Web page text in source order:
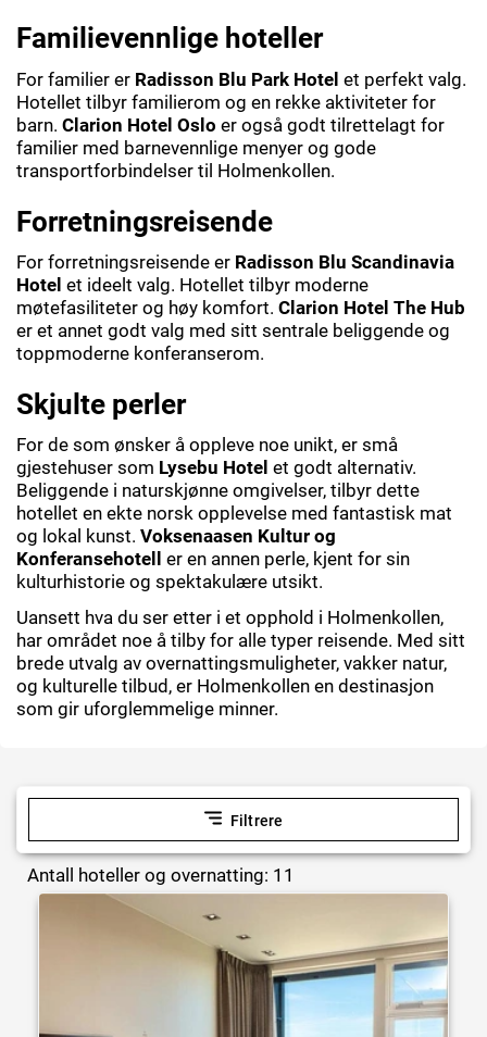
Familievennlige hoteller
For familier er Radisson Blu Park Hotel et perfekt valg.
Hotellet tilbyr familierom og en rekke aktiviteter for
barn. Clarion Hotel Oslo er også godt tilrettelagt for
familier med barnevennlige menyer og gode
transportforbindelser til Holmenkollen.
Forretningsreisende
For forretningsreisende er Radisson Blu Scandinavia
Hotel et ideelt valg. Hotellet tilbyr moderne
møtefasiliteter og høy komfort. Clarion Hotel The Hub
er et annet godt valg med sitt sentrale beliggende og
toppmoderne konferanserom.
Skjulte perler
For de som ønsker å oppleve noe unikt, er små
gjestehuser som Lysebu Hotel et godt alternativ.
Beliggende i naturskjønne omgivelser, tilbyr dette
hotellet en ekte norsk opplevelse med fantastisk mat
og lokal kunst. Voksenaasen Kultur og
Konferansehotell
er en annen perle, kjent for sin
kulturhistorie og spektakulære utsikt.
Uansett hva du ser etter i et opphold i Holmenkollen,
har området noe å tilby for alle typer reisende. Med sitt
brede utvalg av overnattingsmuligheter, vakker natur,
og kulturelle tilbud, er Holmenkollen en destinasjon
som gir uforglemmelige minner.
Filtrere
Antall hoteller og overnatting: 11